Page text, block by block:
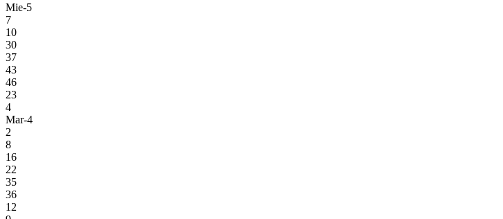
Mie-5
7
10
30
37
43
46
23
4
Mar-4
2
8
16
22
35
36
12